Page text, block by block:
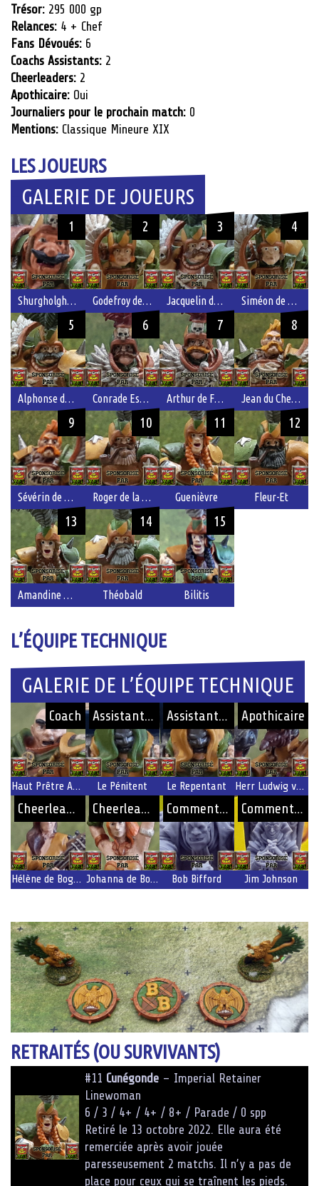
Trésor: 295 000 gp
Relances: 4 + Chef
Fans Dévoués: 6
Coachs Assistants: 2
Cheerleaders: 2
Apothicaire: Oui
Journaliers pour le prochain match: 0
Mentions: Classique Mineure XIX
LES JOUEURS
GALERIE DE JOUEURS
1
Shurgholgh Glouch aka Georges
2
Godefroy de Weissbruck
3
Jacquelin de Mariembourg
4
Siméon de Carroburg
5
Alphonse de Werder
6
Conrade Esposito
7
Arthur de Fort Schippel
8
Jean du Chevreuil
9
Sévérin de Kutenholz
10
Roger de la Mécène Jr.
11
Guenièvre
12
Fleur-Et
13
Amandine Hauet
14
Théobald
15
Bilitis
L’ÉQUIPE TECHNIQUE
GALERIE DE L’ÉQUIPE TECHNIQUE
Coach
Haut Prêtre Archibald de Talabheim
Assistant Coach
Le Pénitent
Assistant Coach
Le Repentant
Apothicaire
Herr Ludwig von Nuln
Cheerleader
Hélène de Bogenhafen
Cheerleader
Johanna de Bogenhafen
Commentateur
Bob Bifford
Commentateur
Jim Johnson
RETRAITÉS (OU SURVIVANTS)
#11 Cunégonde– Imperial Retainer
Linewoman
6 / 3 / 4+ / 4+ / 8+ / Parade / 0 spp
Retiré le 13 octobre 2022. Elle aura été
remerciée après avoir jouée
paresseusement 2 matchs. Il n’y a pas de
place pour ceux qui se traînent les pieds.